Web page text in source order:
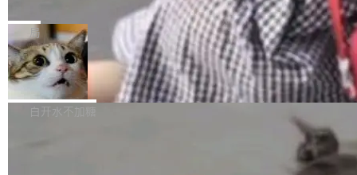
iel Gross 来自 Weil 律所，2 月 23 日下午 5:53
给 OpenAI 总法律顾问 Che Chang 发了封邮
件，附了一封长信，要求 OpenAI 配合调查前苹
果员工带走机密信...
C版的产品，搭载“人机双写”重磅功能——你写
你的，AI写AI的，同屏协作互不干扰。一句话让
AI帮你干活，现在开启全新体验！ 温馨提示：
体验WorkBuddy鸿蒙PC版前，请将 HUAWEI M
atePad Edge 升级至 HarmonyOS 6.1.0.135S
P9 patch03及以上版本。 *升级路径：设置 > 搜
全球知名开源多媒体框架 FFmpeg 今天正式发
布了 9.0 版本。这个版本除了带来新一代音视频
处理能力和硬件加速支持之外，还有一个特殊之
处：FFmpeg 9.0 的代号是“Lei”。 这个名字，
来自中国开发者雷霄骅（Lei Xiaohua）。 对于
很多中国音视频开发者而言，这个名字并不陌
局
亚马逊成本失控：AI 写代码烧掉 1215
万元，超预算 860%
外媒近日曝光了亚马逊的多份内部报告显示，AI
导致公司在多个项目上超支。《金融时报》报道
白开水不加糖